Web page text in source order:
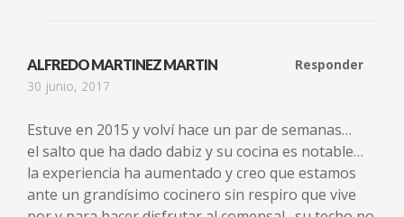
ALFREDO MARTINEZ MARTIN
30 junio, 2017
Responder
Estuve en 2015 y volví hace un par de semanas…
el salto que ha dado dabiz y su cocina es notable…
la experiencia ha aumentado y creo que estamos
ante un grandísimo cocinero sin respiro que vive